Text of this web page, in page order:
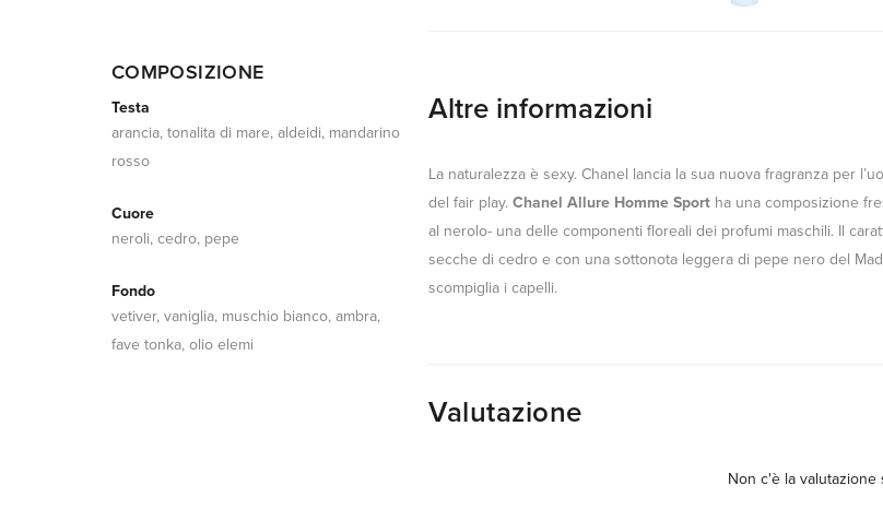
COMPOSIZIONE
Testa
arancia, tonalita di mare, aldeidi, mandarino
rosso
Cuore
neroli, cedro, pepe
Fondo
vetiver, vaniglia, muschio bianco, ambra,
fave tonka, olio elemi
Altre informazioni
La naturalezza è sexy. Chanel lancia la sua nuova fragranza per
del fair play. Chanel Allure Homme Sport ha una composizione
al nerolo- una delle componenti floreali dei profumi maschili. Il
secche di cedro e con una sottonota leggera di pepe nero del
scompiglia i capelli.
Valutazione
Non c'è la